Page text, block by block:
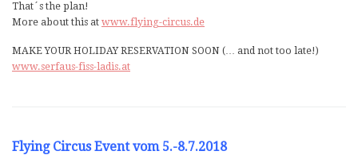
That´s the plan!
More about this at www.flying-circus.de
MAKE YOUR HOLIDAY RESERVATION SOON (… and not too late!)
www.serfaus-fiss-ladis.at
Flying Circus Event vom 5.-8.7.2018